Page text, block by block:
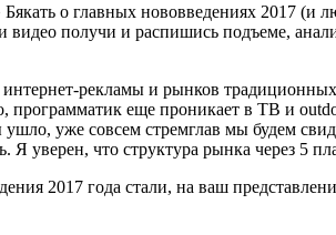
о главных нововведениях 2017 (и
получи и распишись подъеме,
рекламы и рынков традиционных,
еще проникает в ТВ и
уже совсем стремглав мы будем
уверен, что структура рынка через 5
2017 года стали, на ваш